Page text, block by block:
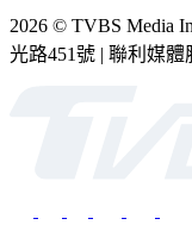
2026 © TVBS Media
光路451號 | 聯利媒體